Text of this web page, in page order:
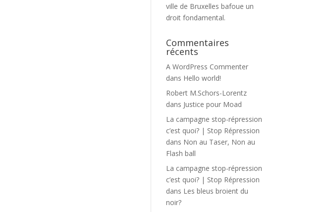
ville de Bruxelles bafoue un
droit fondamental.
Commentaires
récents
A WordPress Commenter
dans Hello world!
Robert M.Schors-Lorentz
dans Justice pour Moad
La campagne stop-répression
c’est quoi? | Stop Répression
dans Non au Taser, Non au
Flash ball
La campagne stop-répression
c’est quoi? | Stop Répression
dans Les bleus broient du
noir?